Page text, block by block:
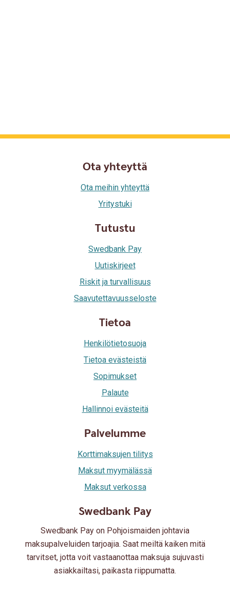
Swedbank Pay
Swedbank Pay on Pohjoismaiden johtavia
maksupalveluiden tarjoajia. Saat meiltä kaiken mitä
tarvitset, jotta voit vastaanottaa maksuja sujuvasti
asiakkailtasi, paikasta riippumatta.
Ota yhteyttä
Ota meihin yhteyttä
Yritystuki
Tutustu
Swedbank Pay
Uutiskirjeet
Riskit ja turvallisuus
Saavutettavuusseloste
Tietoa
Henkilötietosuoja
Tietoa evästeistä
Sopimukset
Palaute
Hallinnoi evästeitä
Palvelumme
Korttimaksujen tilitys
Maksut myymälässä
Maksut verkossa